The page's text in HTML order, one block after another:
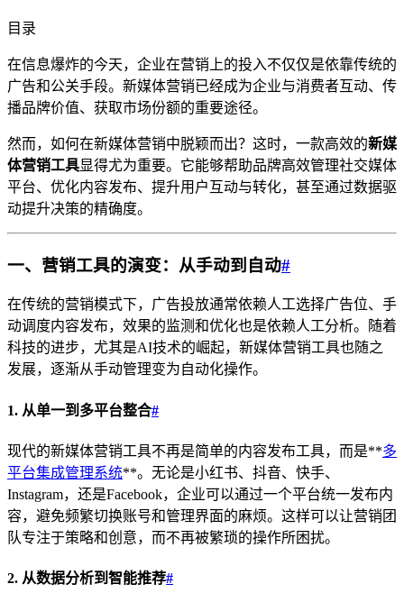
目录
在信息爆炸的今天，企业在营销上的投入不仅仅是依靠传统的
广告和公关手段。新媒体营销已经成为企业与消费者互动、传
播品牌价值、获取市场份额的重要途径。
然而，如何在新媒体营销中脱颖而出？这时，一款高效的新媒
体营销工具显得尤为重要。它能够帮助品牌高效管理社交媒体
平台、优化内容发布、提升用户互动与转化，甚至通过数据驱
动提升决策的精确度。
一、营销工具的演变：从手动到自动#
在传统的营销模式下，广告投放通常依赖人工选择广告位、手
动调度内容发布，效果的监测和优化也是依赖人工分析。随着
科技的进步，尤其是AI技术的崛起，新媒体营销工具也随之
发展，逐渐从手动管理变为自动化操作。
1. 从单一到多平台整合#
现代的新媒体营销工具不再是简单的内容发布工具，而是**多
平台集成管理系统**。无论是小红书、抖音、快手、
Instagram，还是Facebook，企业可以通过一个平台统一发布内
容，避免频繁切换账号和管理界面的麻烦。这样可以让营销团
队专注于策略和创意，而不再被繁琐的操作所困扰。
2. 从数据分析到智能推荐#